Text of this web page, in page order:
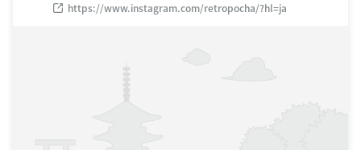
https://www.instagram.com/retropocha/?hl=ja